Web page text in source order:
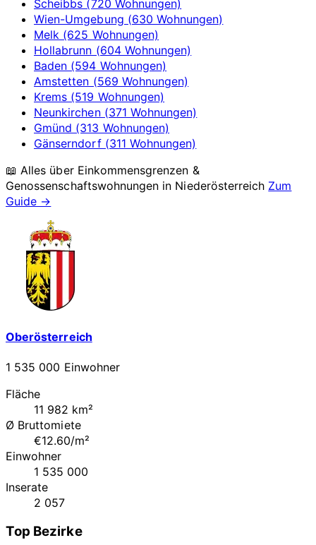
Scheibbs (720 Wohnungen)
Wien-Umgebung (630 Wohnungen)
Melk (625 Wohnungen)
Hollabrunn (604 Wohnungen)
Baden (594 Wohnungen)
Amstetten (569 Wohnungen)
Krems (519 Wohnungen)
Neunkirchen (371 Wohnungen)
Gmünd (313 Wohnungen)
Gänserndorf (311 Wohnungen)
📖 Alles über Einkommensgrenzen &
Genossenschaftswohnungen in Niederösterreich Zum
Guide →
Oberösterreich
1 535 000 Einwohner
Fläche
11 982 km²
Ø Bruttomiete
€12.60/m²
Einwohner
1 535 000
Inserate
2 057
Top Bezirke